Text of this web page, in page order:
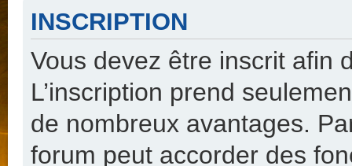
INSCRIPTION
Vous devez être inscrit afin
L’inscription prend
de nombreux avantages.
forum peut accorder des